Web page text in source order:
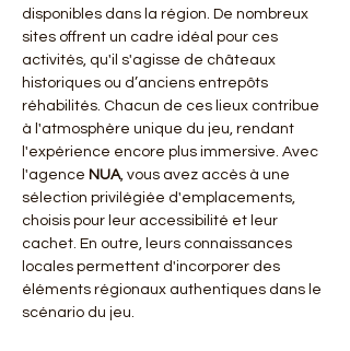
disponibles dans la région. De nombreux
sites offrent un cadre idéal pour ces
activités, qu'il s'agisse de châteaux
historiques ou d’anciens entrepôts
réhabilités. Chacun de ces lieux contribue
à l'atmosphère unique du jeu, rendant
l'expérience encore plus immersive. Avec
l'agence NUA, vous avez accès à une
sélection privilégiée d'emplacements,
choisis pour leur accessibilité et leur
cachet. En outre, leurs connaissances
locales permettent d'incorporer des
éléments régionaux authentiques dans le
scénario du jeu.